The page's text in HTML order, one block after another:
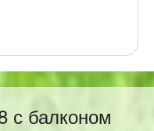
с балконом